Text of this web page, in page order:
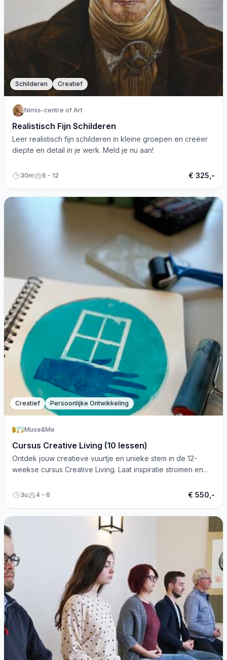
Schilderen Creatief
Nimis-centre of Art
Realistisch Fijn Schilderen
Leer realistisch fijn schilderen in kleine groepen en creëer
diepte en detail in je werk. Meld je nu aan!
30m 6 - 12 € 325,-
Creatief Persoonlijke Ontwikkeling
Muse&Me
Cursus Creative Living (10 lessen)
Ontdek jouw creatieve vuurtje en unieke stem in de 12-
weekse cursus Creative Living. Laat inspiratie stromen en
3u 4 - 6 € 550,-